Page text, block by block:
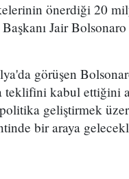
önerdiği 20
Jair
görüşen
teklifini kabul ettiğini
geliştirmek
bir araya